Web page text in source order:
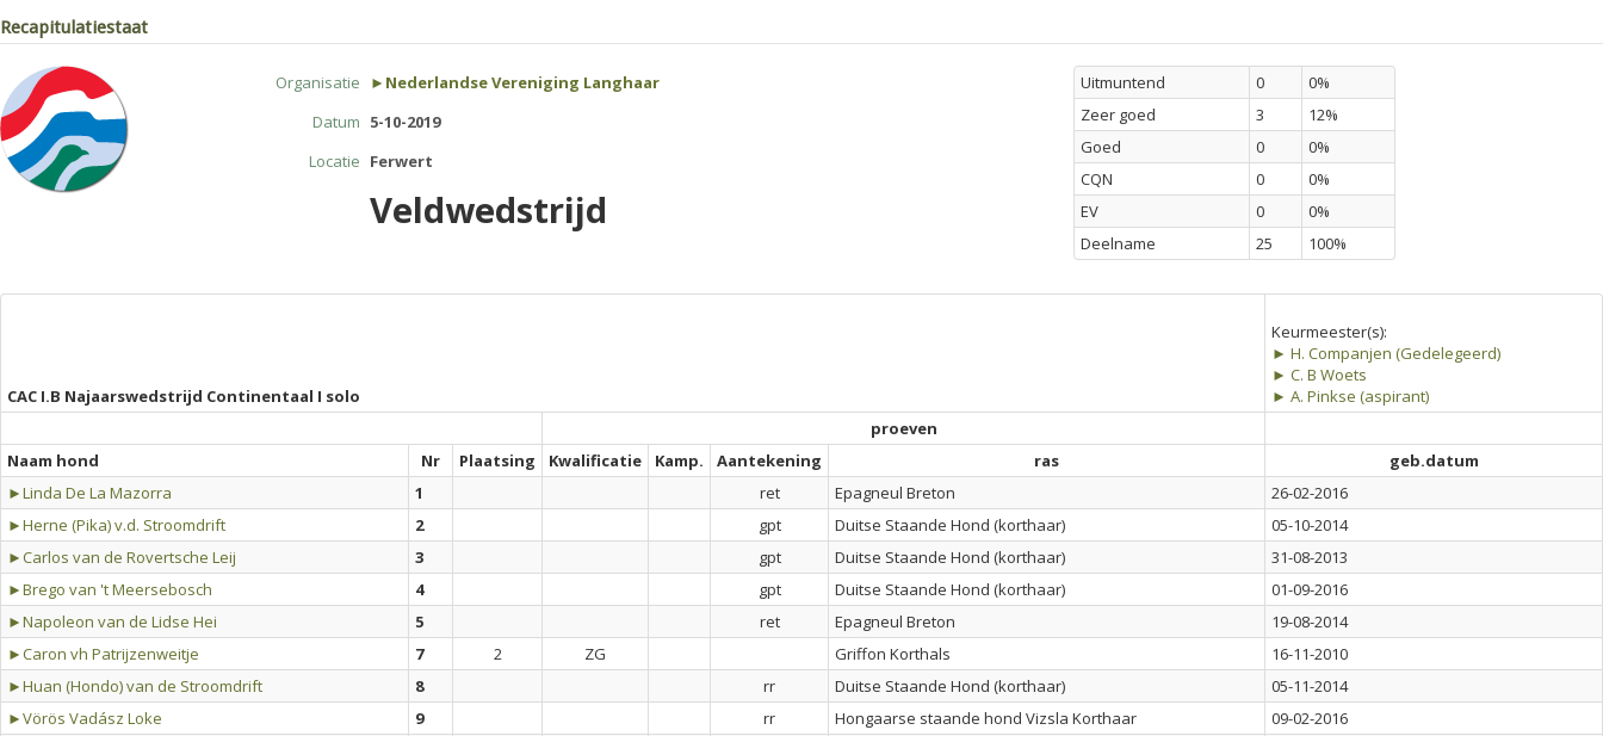
Recapitulatiestaat
Organisatie
►Nederlandse Vereniging Langhaar
Datum 5-10-2019
Locatie Ferwert
Veldwedstrijd
Uitmuntend 0
0%
Zeer goed
3
12%
Goed
0
0%
CQN
0
0%
EV
0
0%
Deelname
25 100%
CAC I.B Najaarswedstrijd Continentaal I solo
Keurmeester(s):
► H. Companjen (Gedelegeerd)
► C. B Woets
► A. Pinkse (aspirant)
proeven
Naam hond
Nr Plaatsing Kwalificatie Kamp. Aantekening ras
geb.datum
►Linda De La Mazorra
1 ret Epagneul Breton
26-02-2016
►Herne (Pika) v.d. Stroomdrift
2 gpt Duitse Staande Hond (korthaar)
05-10-2014
►Carlos van de Rovertsche Leij
3 gpt Duitse Staande Hond (korthaar)
31-08-2013
►Brego van 't Meersebosch
4 gpt Duitse Staande Hond (korthaar)
01-09-2016
►Napoleon van de Lidse Hei
5 ret Epagneul Breton
19-08-2014
►Caron vh Patrijzenweitje
7 2 ZG Griffon Korthals
16-11-2010
►Huan (Hondo) van de Stroomdrift
8 rr Duitse Staande Hond (korthaar)
05-11-2014
►Vörös Vadász Loke
9 rr Hongaarse staande hond Vizsla Korthaar
09-02-2016